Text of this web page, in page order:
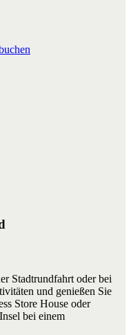
Stadtrundfahrt oder bei
und genießen Sie
Store House oder
bei einem